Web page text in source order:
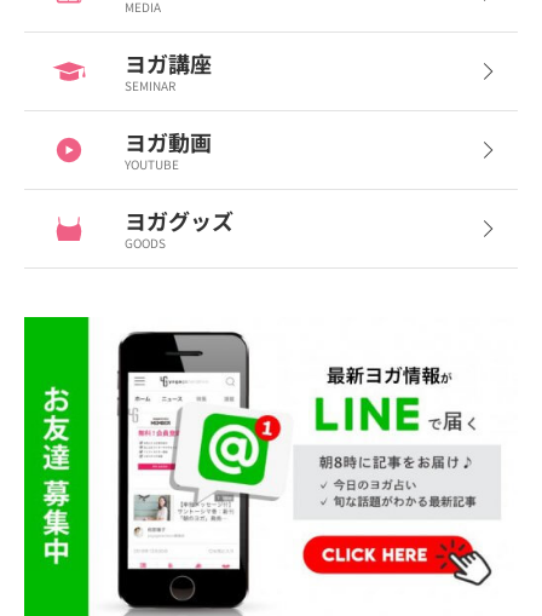
MEDIA
ヨガ講座
SEMINAR
ヨガ動画
YOUTUBE
ヨガグッズ
GOODS